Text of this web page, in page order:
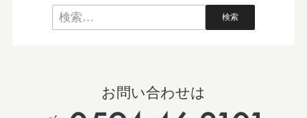
お問い合わせは